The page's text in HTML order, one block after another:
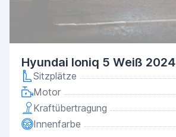
Hyundai Ioniq 5 Weiß 2024
Sitzplätze
Motor
Kraftübertragung
Innenfarbe